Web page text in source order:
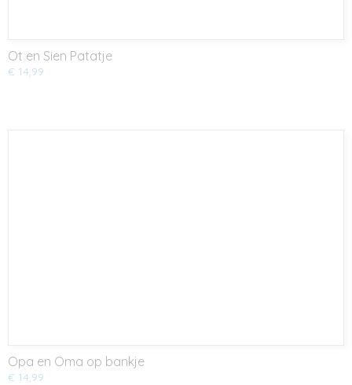
Ot en Sien Patatje
€ 14,99
Opa en Oma op bankje
€ 14,99